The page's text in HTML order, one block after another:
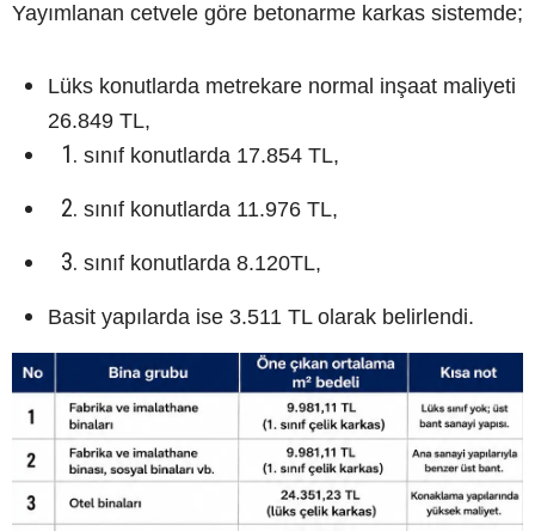
Yayımlanan cetvele göre betonarme karkas sistemde;
Lüks konutlarda metrekare normal inşaat maliyeti
26.849 TL,
sınıf konutlarda 17.854 TL,
sınıf konutlarda 11.976 TL,
sınıf konutlarda 8.120TL,
Basit yapılarda ise 3.511 TL olarak belirlendi.